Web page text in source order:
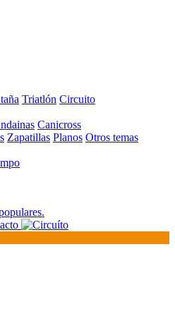
Triatlón Circuito
Canicross
Zapatillas Planos Otros temas